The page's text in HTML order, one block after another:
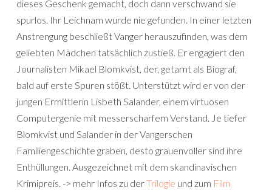
dieses Geschenk gemacht, doch dann verschwand sie
spurlos. Ihr Leichnam wurde nie gefunden. In einer letzten
Anstrengung beschließt Vanger herauszufinden, was dem
geliebten Mädchen tatsächlich zustieß. Er engagiert den
Journalisten Mikael Blomkvist, der, getarnt als Biograf,
bald auf erste Spuren stößt. Unterstützt wird er von der
jungen Ermittlerin Lisbeth Salander, einem virtuosen
Computergenie mit messerscharfem Verstand. Je tiefer
Blomkvist und Salander in der Vangerschen
Familiengeschichte graben, desto grauenvoller sind ihre
Enthüllungen. Ausgezeichnet mit dem skandinavischen
Krimipreis. -> mehr Infos zu derTrilogie und zum Film